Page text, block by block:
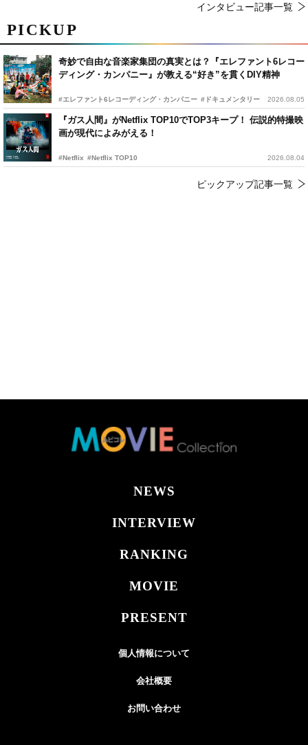
PICKUP
奇妙で自由な音楽家集団の真実とは？『エレファント6レコー
ディング・カンパニー』が教える“好き”を貫くDIY精神
#エレファント6レコーディング・カンパニー #ドキュメンタリー 2026.08.05
『ガス人間』がNetflix TOP10でTOP3キープ！ 伝説的特撮映
画が現代によみがえる！
#Netflix #Netflix TOP10 2026.08.04
ピックアップ記事一覧
インタビュー記事一覧
NEWS
INTERVIEW
RANKING
MOVIE
PRESENT
個人情報について
会社概要
お問い合わせ